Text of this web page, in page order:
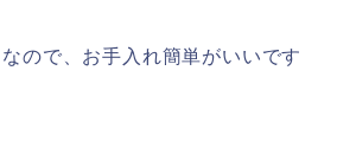
なので、お手入れ簡単がいいです